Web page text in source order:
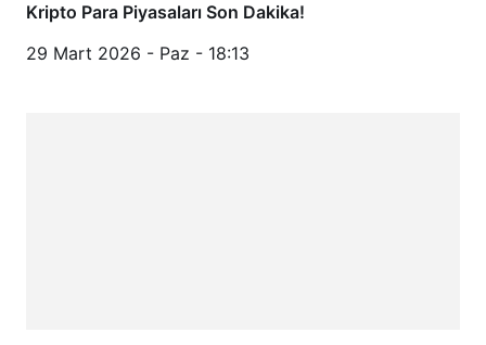
Kripto Para Piyasaları Son Dakika!
29 Mart 2026 - Paz - 18:13